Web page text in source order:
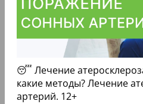
😴 Лечение
какие методы? Лечение
артерий. 12+